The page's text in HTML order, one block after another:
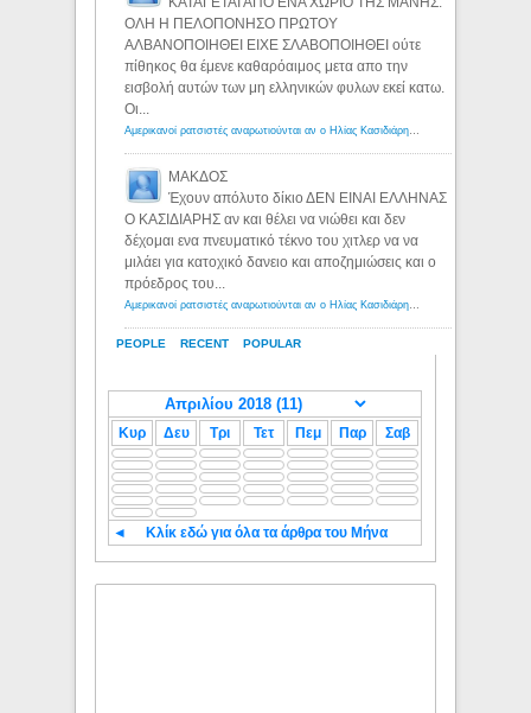
PEOPLE RECENT POPULAR
ΟΛΗ Η ΠΕΛΟΠΟΝΗΣΟ ΠΡΩΤΟΥ
ΑΛΒΑΝΟΠΟΙΗΘΕΙ ΕΙΧΕ ΣΛΑΒΟΠΟΙΗΘΕΙ ούτε
πίθηκος θα έμενε καθαρόαιμος μετα απο την
εισβολή αυτών των μη ελληνικών φυλων εκεί κατω.
Οι...
Αμερικανοί ρατσιστές αναρωτιούνται αν ο Ηλίας Κασιδιάρης ανήκει στη λευκή φυλή... - Λόγιος Ερμής
ΜΑΚΔΟΣ
Έχουν απόλυτο δίκιο ΔΕΝ ΕΙΝΑΙ ΕΛΛΗΝΑΣ
Ο ΚΑΣΙΔΙΑΡΗΣ αν και θέλει να νιώθει και δεν
δέχομαι ενα πνευματικό τέκνο του χιτλερ να να
μιλάει για κατοχικό δανειο και αποζημιώσεις και ο
πρόεδρος του...
Αμερικανοί ρατσιστές αναρωτιούνται αν ο Ηλίας Κασιδιάρης ανήκει στη λευκή φυλή... - Λόγιος Ερμής
Κυρ Δευ Τρι Τετ Πεμ Παρ Σαβ
◄ Κλίκ εδώ για όλα τα άρθρα του Μήνα